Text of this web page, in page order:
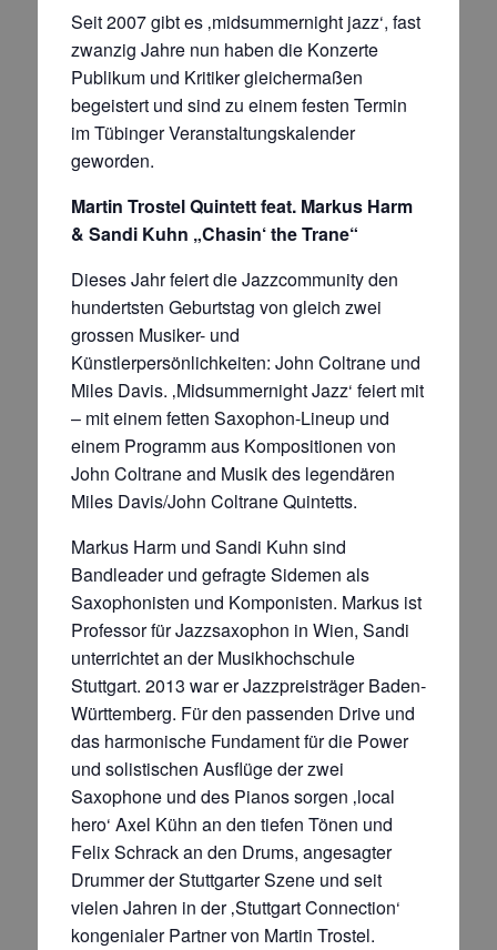
Seit 2007 gibt es ‚midsummernight jazz‘, fast
zwanzig Jahre nun haben die Konzerte
Publikum und Kritiker gleichermaßen
begeistert und sind zu einem festen Termin
im Tübinger Veranstaltungskalender
geworden.
Martin Trostel Quintett feat. Markus Harm
& Sandi Kuhn „Chasin‘ the Trane“
Dieses Jahr feiert die Jazzcommunity den
hundertsten Geburtstag von gleich zwei
grossen Musiker- und
Künstlerpersönlichkeiten: John Coltrane und
Miles Davis. ‚Midsummernight Jazz‘ feiert mit
– mit einem fetten Saxophon-Lineup und
einem Programm aus Kompositionen von
John Coltrane and Musik des legendären
Miles Davis/John Coltrane Quintetts.
Markus Harm und Sandi Kuhn sind
Bandleader und gefragte Sidemen als
Saxophonisten und Komponisten. Markus ist
Professor für Jazzsaxophon in Wien, Sandi
unterrichtet an der Musikhochschule
Stuttgart. 2013 war er Jazzpreisträger Baden-
Württemberg. Für den passenden Drive und
das harmonische Fundament für die Power
und solistischen Ausflüge der zwei
Saxophone und des Pianos sorgen ‚local
hero‘ Axel Kühn an den tiefen Tönen und
Felix Schrack an den Drums, angesagter
Drummer der Stuttgarter Szene und seit
vielen Jahren in der ‚Stuttgart Connection‘
kongenialer Partner von Martin Trostel.